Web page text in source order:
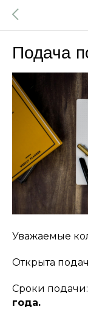
Подача
Уважаемые
Открыта
Сроки подачи:
года.